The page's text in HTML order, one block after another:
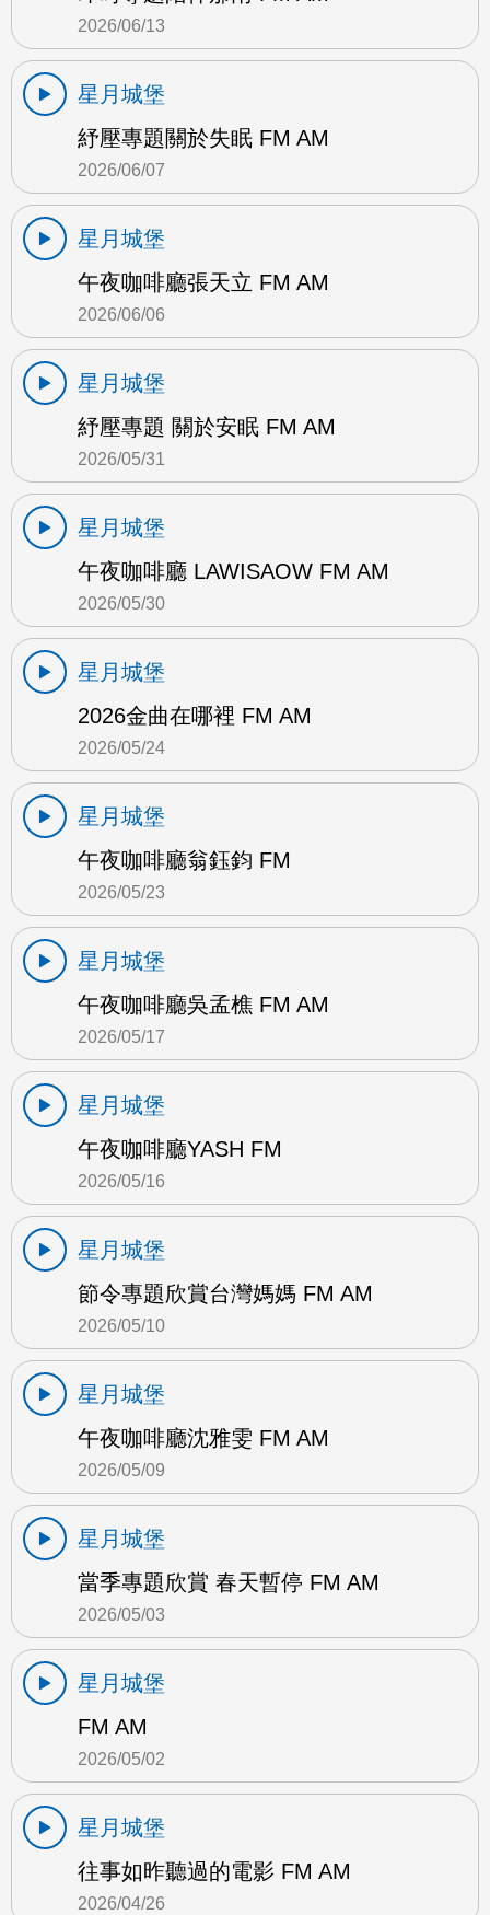
2026/06/13
星月城堡
紓壓專題關於失眠 FM AM
2026/06/07
星月城堡
午夜咖啡廳張天立 FM AM
2026/06/06
星月城堡
紓壓專題 關於安眠 FM AM
2026/05/31
星月城堡
午夜咖啡廳 LAWISAOW FM AM
2026/05/30
星月城堡
2026金曲在哪裡 FM AM
2026/05/24
星月城堡
午夜咖啡廳翁鈺鈞 FM
2026/05/23
星月城堡
午夜咖啡廳吳孟樵 FM AM
2026/05/17
星月城堡
午夜咖啡廳YASH FM
2026/05/16
星月城堡
節令專題欣賞台灣媽媽 FM AM
2026/05/10
星月城堡
午夜咖啡廳沈雅雯 FM AM
2026/05/09
星月城堡
當季專題欣賞 春天暫停 FM AM
2026/05/03
星月城堡
FM AM
2026/05/02
星月城堡
往事如昨聽過的電影 FM AM
2026/04/26